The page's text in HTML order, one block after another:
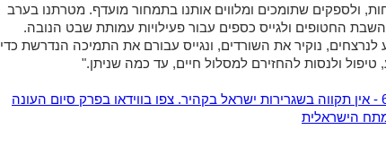
ולספקים שתומכים ומלווים אותנו בתמחור מועדף. מטרתנו בערב
החטופים ולגייס כספים עבור פעילויות עמותת שבט הנובה.
לנרצחים, נוקיר את השורדים, ונגייס עבורם את התמיכה הנדרשת כדי
טיפול ולנסות להחזירם למסלול חיים, עד כמה שניתן."
תחריר פרק 6 - אין תקווה בשגרירות ישראל בקהיר. צפו בווידאו בפרק סיום העונה
הישראלית